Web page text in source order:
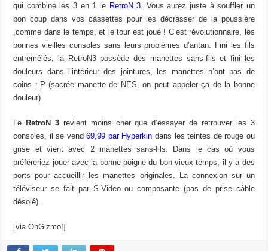
qui combine les 3 en 1 le RetroN 3 . Vous aurez juste à souffler un
bon coup dans vos cassettes pour les décrasser de la poussière
,comme dans le temps, et le tour est joué ! C’est révolutionnaire, les
bonnes vieilles consoles sans leurs problèmes d’antan. Fini les fils
entremêlés, la RetroN3 possède des manettes sans-fils et fini les
douleurs dans l’intérieur des jointures, les manettes n’ont pas de
coins :-P (sacrée manette de NES, on peut appeler ça de la bonne
douleur)
LeRetroN 3revient moins cher que d’essayer de retrouver les 3
consoles, il se vend69,99 par Hyperkin dans les teintes de rouge ou
grise et vient avec 2 manettes sans-fils. Dans le cas où vous
préféreriez jouer avec la bonne poigne du bon vieux temps, il y a des
ports pour accueillir les manettes originales. La connexion sur un
téléviseur se fait par S-Video ou composante (pas de prise câble
désolé).
[via OhGizmo!]